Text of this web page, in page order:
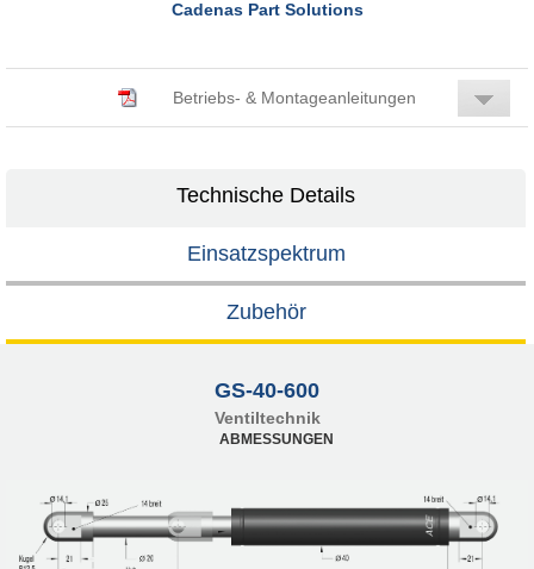
Cadenas Part Solutions
Betriebs- & Montageanleitungen
Technische Details
Einsatzspektrum
Zubehör
GS-40-600
Ventiltechnik
ABMESSUNGEN